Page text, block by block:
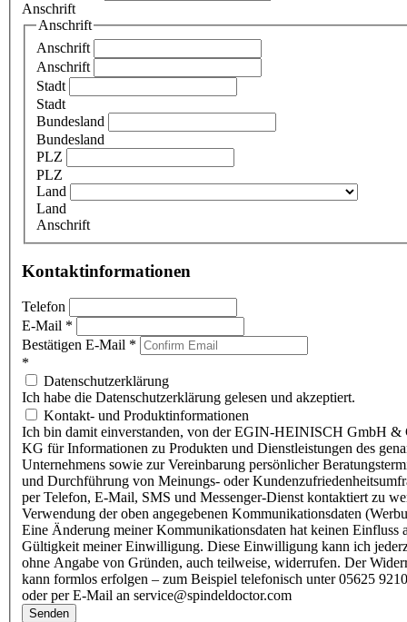
Anschrift
Anschrift
Anschrift
Anschrift
Stadt
Stadt
Bundesland
Bundesland
PLZ
PLZ
Land
Land
Anschrift
Kontaktinformationen
Telefon
E-Mail *
Bestätigen E-Mail *
*
Datenschutzerklärung
Ich habe die Datenschutzerklärung gelesen und akzeptiert.
Kontakt- und Produktinformationen
Ich bin damit einverstanden, von der EGIN-HEINISCH GmbH &
KG für Informationen zu Produkten und Dienstleistungen des
Unternehmens sowie zur Vereinbarung persönlicher
und Durchführung von Meinungs- oder
per Telefon, E-Mail, SMS und Messenger-Dienst kontaktiert zu
Verwendung der oben angegebenen Kommunikationsdaten
Eine Änderung meiner Kommunikationsdaten hat keinen Einfluss
Gültigkeit meiner Einwilligung. Diese Einwilligung kann ich
ohne Angabe von Gründen, auch teilweise, widerrufen. Der
kann formlos erfolgen – zum Beispiel telefonisch unter 05625
oder per E-Mail an service@spindeldoctor.com
Senden